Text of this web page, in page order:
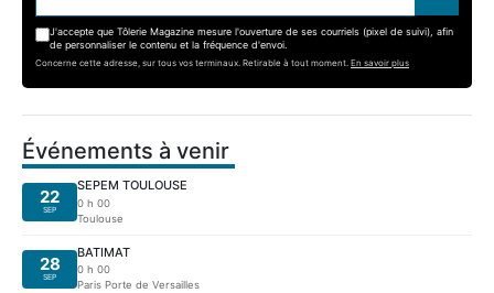
J'accepte que Tôlerie Magazine mesure l'ouverture de ses courriels (pixel de suivi), afin
de personnaliser le contenu et la fréquence d'envoi.
Concerne cette adresse, sur tous vos terminaux. Retirable à tout moment. En savoir plus
Événements à venir
22
SEP
SEPEM TOULOUSE
0 h 00
Toulouse
28
SEP
BATIMAT
0 h 00
Paris Porte de Versailles